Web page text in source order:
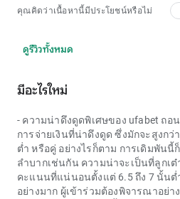
คุณคิดว่าเนื้อหานี้มีประโยชน์หรือไม่
ดูรีวิวทั้งหมด
มีอะไรใหม่
- ความน่าดึงดูดพิเศษของ ufabet ถอน
การจ่ายเงินที่น่าดึงดูด ซึ่งมักจะสูงก
ต่ำ หรือคู่ อย่างไรก็ตาม การเดิมพัน
ลำบากเช่นกัน ความน่าจะเป็นที่ลูกเ
คะแนนที่แน่นอนตั้งแต่ 6.5 ถึง 7 นั้นต่
อย่างมาก ผู้เข้าร่วมต้องพิจารณาอย่า